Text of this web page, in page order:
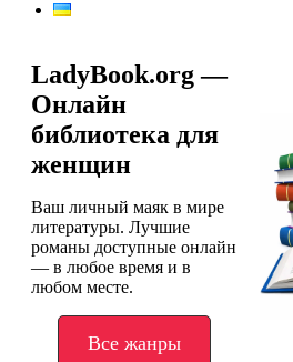
LadyBook.org —
Онлайн
библиотека для
женщин
Ваш личный маяк в мире
литературы. Лучшие
романы доступные онлайн
— в любое время и в
любом месте.
Все жанры